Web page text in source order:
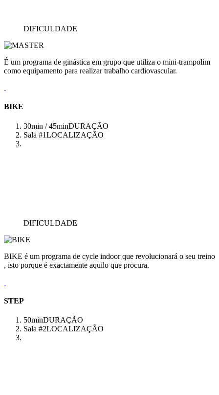
DIFICULDADE
É um programa de ginástica em grupo que utiliza o mini-trampolim
como equipamento para realizar trabalho cardiovascular.
BIKE
30min / 45minDURAÇÃO
Sala #1LOCALIZAÇÃO
DIFICULDADE
BIKE é um programa de cycle indoor que revolucionará o seu treino
, isto porque é exactamente aquilo que procura.
STEP
50minDURAÇÃO
Sala #2LOCALIZAÇÃO